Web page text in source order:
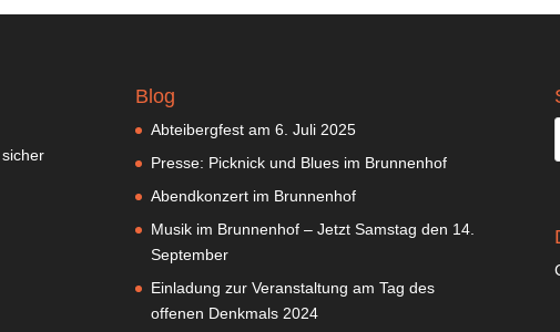
Blog
Abteibergfest am 6. Juli 2025
Presse: Picknick und Blues im Brunnenhof
Abendkonzert im Brunnenhof
Musik im Brunnenhof – Jetzt Samstag den 14.
September
Einladung zur Veranstaltung am Tag des
offenen Denkmals 2024